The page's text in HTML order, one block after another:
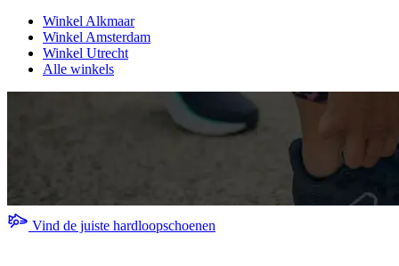
Winkel Alkmaar
Winkel Amsterdam
Winkel Utrecht
Alle winkels
Vind de juiste hardloopschoenen